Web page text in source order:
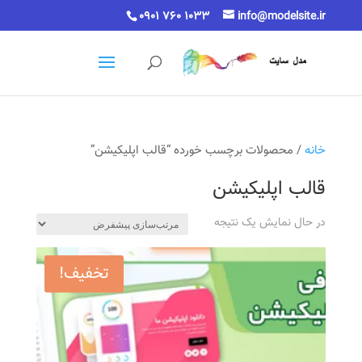
0901 760 1033 info@modelsite.ir
خانه/ محصولات برچسب خورده “قالب اپلیکیشن”
قالب اپلیکیشن
در حال نمایش یک نتیجه
تخفیف!